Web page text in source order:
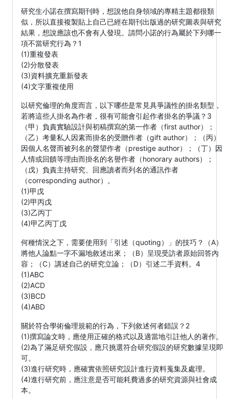
研究生小諾在撰寫期刊時，想說他自身領域的專精主題都很類
似，所以直接複製貼上自己已經在期刊出版過的研究圖表與研究
結果，想說應該也不會有人發現。請問小諾的行為屬於下列哪一
項不當研究行為？1
(1)重複發表
(2)分散發表
(3)資料擴充重新發表
(4)文字重複使用
以研究倫理的角度而言，以下哪些是常見具爭議性的掛名類型，
若將這些人掛名為作者，很有可能會引起作者掛名的爭議？3
（甲）負責實驗設計與初稿撰寫的第一作者（first author）；
（乙）考量私人因素而掛名的受贈作者（gift author）；（丙）
因個人名聲而被列名的聲望作者（prestige author）；（丁）因
人情或回饋等理由而掛名的名譽作者（honorary authors）；
（戊）負責主持研究、回應讀者而列名的通訊作者
（corresponding author）。
(1)甲戊
(2)甲丙戊
(3)乙丙丁
(4)甲乙丙丁戊
何種情況之下，需要使用到「引述（quoting）」的技巧？（A）
將他人論點一字不漏地敘述出來；（B）呈現受訪者原始回答內
容；（C）講述自己的研究立論；（D）引述二手資料。4
(1)ABC
(2)ACD
(3)BCD
(4)ABD
關於符合學術倫理規範的行為，下列敘述何者錯誤？2
(1)撰寫論文時，應使用正確的格式以及適當地引註他人的著作。
(2)為了滿足研究假設，應只挑選符合研究假設的研究數據呈現即
可。
(3)進行研究時，應確實依照研究設計進行資料蒐集及處理。
(4)進行研究前，應注意是否可能耗費過多的研究資源與社會成
本。